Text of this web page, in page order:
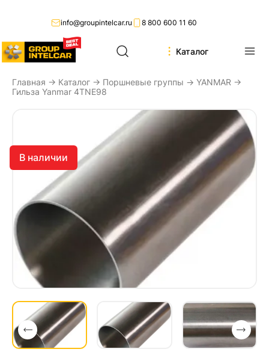
8 800 600 11 60
info@groupintelcar.ru
Каталог
Главная → Каталог → Поршневые группы → YANMAR →
Гильза Yanmar 4TNE98
В наличии